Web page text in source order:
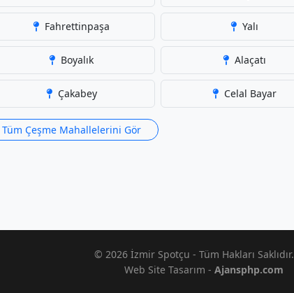
Fahrettinpaşa Yalı
Boyalık Alaçatı
Çakabey Celal Bayar
Tüm Çeşme Mahallelerini Gör
© 2026 İzmir Spotçu - Tüm Hakları Saklıdır.
Web Site Tasarım - Ajansphp.com